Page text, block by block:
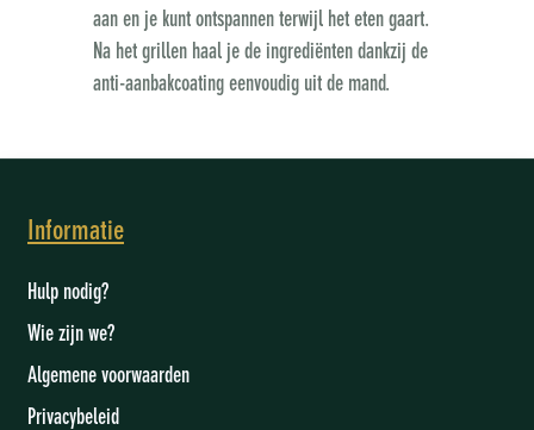
aan en je kunt ontspannen terwijl het eten gaart.
Na het grillen haal je de ingrediënten dankzij de
anti-aanbakcoating eenvoudig uit de mand.
Informatie
Hulp nodig?
Wie zijn we?
Algemene voorwaarden
Privacybeleid